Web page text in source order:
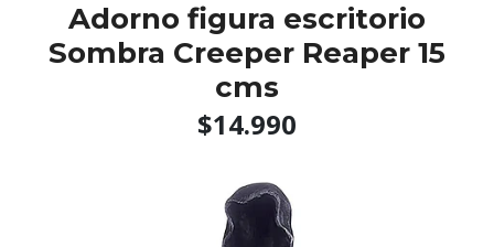
Adorno figura escritorio
Sombra Creeper Reaper 15
cms
$14.990